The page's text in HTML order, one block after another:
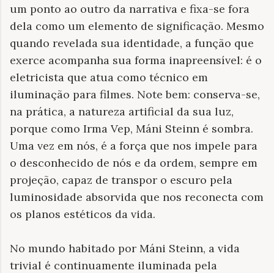
um ponto ao outro da narrativa e fixa-se fora
dela como um elemento de significação. Mesmo
quando revelada sua identidade, a função que
exerce acompanha sua forma inapreensível: é o
eletricista que atua como técnico em
iluminação para filmes. Note bem: conserva-se,
na prática, a natureza artificial da sua luz,
porque como Irma Vep, Máni Steinn é sombra.
Uma vez em nós, é a força que nos impele para
o desconhecido de nós e da ordem, sempre em
projeção, capaz de transpor o escuro pela
luminosidade absorvida que nos reconecta com
os planos estéticos da vida.
No mundo habitado por Máni Steinn, a vida
trivial é continuamente iluminada pela